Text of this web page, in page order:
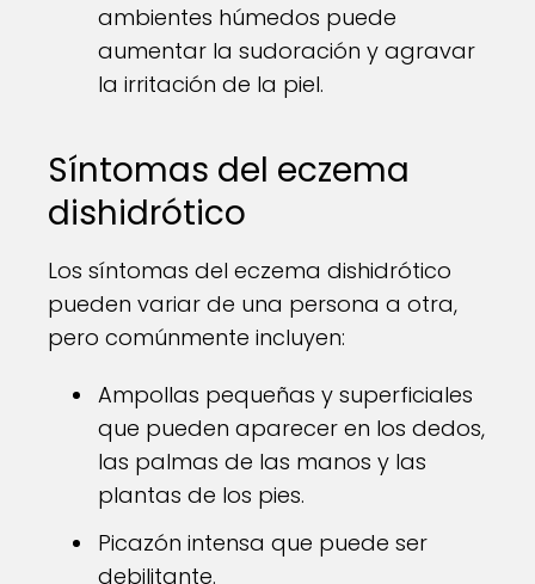
ambientes húmedos puede
aumentar la sudoración y agravar
la irritación de la piel.
Síntomas del eczema
dishidrótico
Los síntomas del eczema dishidrótico
pueden variar de una persona a otra,
pero comúnmente incluyen:
Ampollas pequeñas y superficiales
que pueden aparecer en los dedos,
las palmas de las manos y las
plantas de los pies.
Picazón intensa que puede ser
debilitante.